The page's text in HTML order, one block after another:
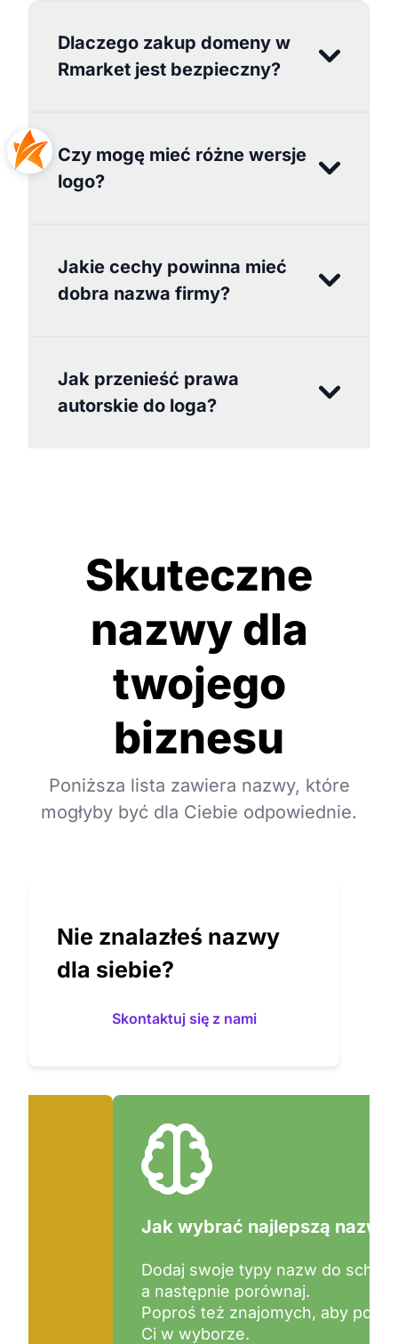
Dlaczego zakup domeny w
Rmarket jest bezpieczny?
Czy mogę mieć różne wersje
logo?
Jakie cechy powinna mieć
dobra nazwa firmy?
Jak przenieść prawa
autorskie do loga?
Skuteczne
nazwy dla
twojego
biznesu
Poniższa lista zawiera nazwy, które
mogłyby być dla Ciebie odpowiednie.
Nie znalazłeś nazwy
dla siebie?
Skontaktuj się z nami
Jak wybrać najlepszą nazwę?
Dodaj swoje typy nazw do schowka,
a następnie porównaj.
Poproś też znajomych, aby pomogli
Ci w wyborze.